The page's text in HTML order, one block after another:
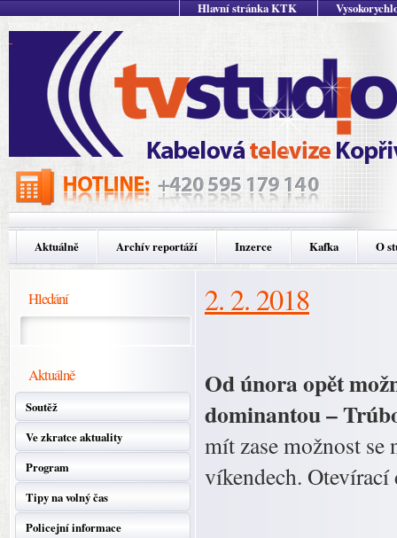
Hlavní stránka KTK
Aktuálně Archív reportáží Inzerce Kafka O
Hledání
Aktuálně
Soutěž
Ve zkratce aktuality
Program
Tipy na volný čas
Policejní informace
2. 2. 2018
Od února opět
dominantou –
mít zase možnost
víkendech. Otevírací